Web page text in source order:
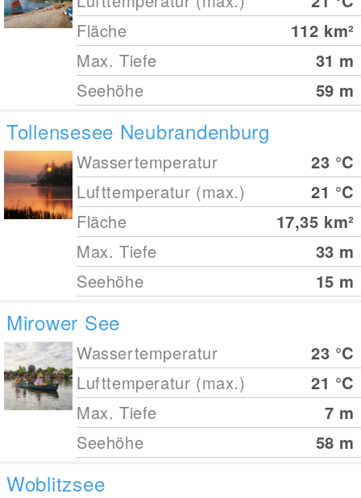
Fläche
112 km²
Max. Tiefe
31 m
Seehöhe
59 m
Tollensesee Neubrandenburg
Wassertemperatur 23 °C
Lufttemperatur (max.)
21 °C
Fläche
17,35 km²
Max. Tiefe
33 m
Seehöhe
15 m
Mirower See
Wassertemperatur 23 °C
Lufttemperatur (max.)
21 °C
Max. Tiefe
7 m
Seehöhe
58 m
Woblitzsee